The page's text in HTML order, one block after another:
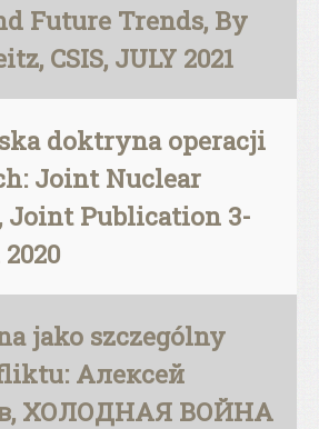
Future Trends, By
CSIS, JULY 2021
doktryna operacji
Joint Nuclear
Joint Publication 3-
jako szczególny
Алексей
ХОЛОДНАЯ ВОЙНА